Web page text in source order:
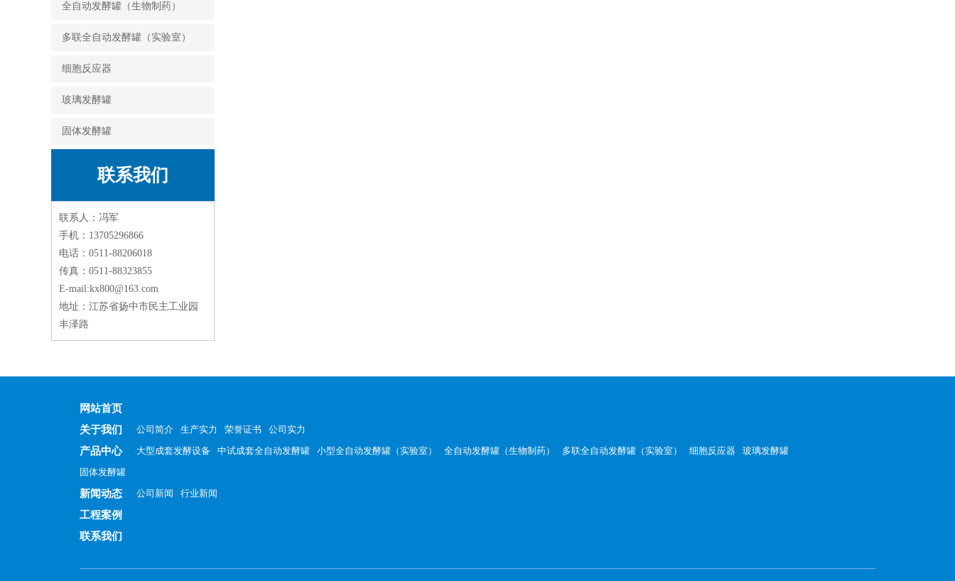
全自动发酵罐（生物制药）
多联全自动发酵罐（实验室）
细胞反应器
玻璃发酵罐
固体发酵罐
联系我们
联系人：冯军
手机：13705296866
电话：0511-88206018
传真：0511-88323855
E-mail:kx800@163.com
地址：江苏省扬中市民主工业园
丰泽路
网站首页
关于我们
公司简介 生产实力 荣誉证书 公司实力
产品中心 大型成套发酵设备 中试成套全自动发酵罐 小型全自动发酵罐（实验室） 全自动发酵罐（生物制药） 多联全自动发酵罐（实验室） 细胞反应器
玻璃发酵罐
固体发酵罐
新闻动态 公司新闻 行业新闻
工程案例
联系我们